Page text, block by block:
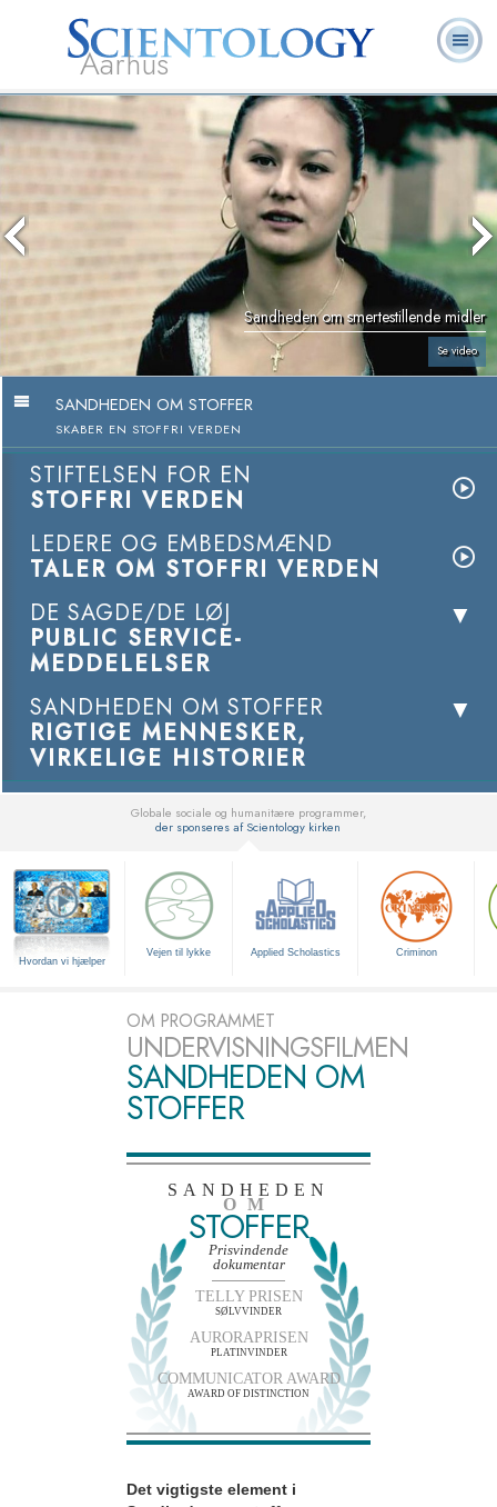
Aarhus
Hubbard
Hvad er
Frivillige
Hjælpere
Ofte stillede
spørgsmål
Bøger
Sandheden om smertestillende midler
Se video
SANDHEDEN OM STOFFER
SKABER EN STOFFRI VERDEN
STIFTELSEN FOR EN
STOFFRI VERDEN
LEDERE OG EMBEDSMÆND
TALER OM STOFFRI VERDEN
DE SAGDE/DE LØJ
PUBLIC SERVICE-
MEDDELELSER
SANDHEDEN OM STOFFER
RIGTIGE MENNESKER,
VIRKELIGE HISTORIER
Globale sociale og humanitære programmer,
der sponseres af Scientology kirken
Hvordan vi hjælper
Vejen til lykke Applied Scholastics Criminon
OM PROGRAMMET
UNDERVISNINGSFILMEN
SANDHEDEN OM
STOFFER
SANDHEDEN
OM
STOFFER
Prisvindende
dokumentar
TELLY PRISEN
SØLVVINDER
AURORAPRISEN
PLATINVINDER
COMMUNICATOR AWARD
AWARD OF DISTINCTION
Det vigtigste element i